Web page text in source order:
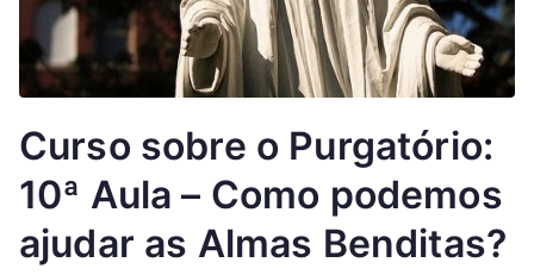
Curso sobre o Purgatório:
10ª Aula – Como podemos
ajudar as Almas Benditas?